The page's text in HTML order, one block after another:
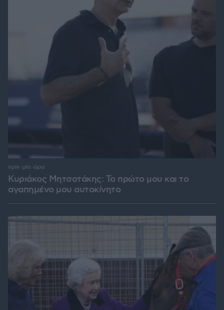
Κυριάκος Μητσοτάκης: Το πρώτο μου και το
αγαπημένο μου αυτοκίνητο
πριν μία ώρα